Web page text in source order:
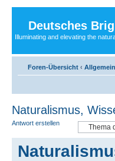
Deutsches
Illuminating and elevating the
Foren-Übersicht ‹
Naturalismus,
Antwort erstellen